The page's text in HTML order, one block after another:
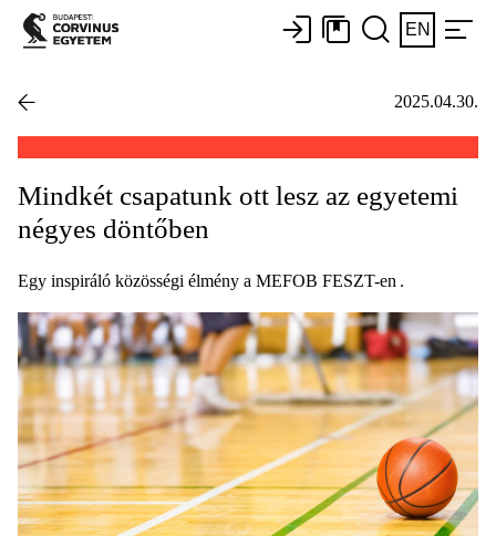
EN
2025.04.30.
Mindkét csapatunk ott lesz az egyetemi
négyes döntőben
Egy inspiráló közösségi élmény a MEFOB FESZT-en .